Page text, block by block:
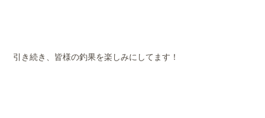
引き続き、皆様の釣果を楽しみにしてます！